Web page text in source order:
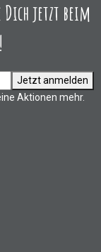
Dich jetzt beim
Jetzt anmelden
Aktionen mehr.